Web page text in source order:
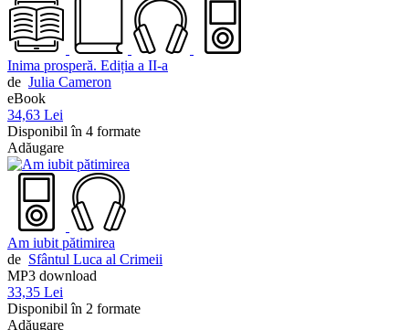
Inima prosperă. Ediția a II-a
de Julia Cameron
eBook
34,63 Lei
Disponibil în 4 formate
Adăugare
Am iubit pătimirea
de Sfântul Luca al Crimeii
MP3 download
33,35 Lei
Disponibil în 2 formate
Adăugare